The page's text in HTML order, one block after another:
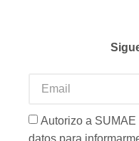
Autorizo a
datos para